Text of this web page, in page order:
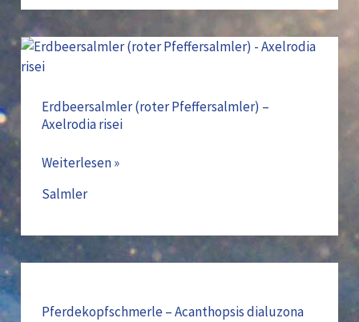
Erdbeersalmler (roter Pfeffersalmler) –
Axelrodia risei
Erdbeersalmler
(roter
–
Axelrodia
Weiterlesen »
Salmler
Pferdekopfschmerle – Acanthopsis dialuzona
Acanthopsis